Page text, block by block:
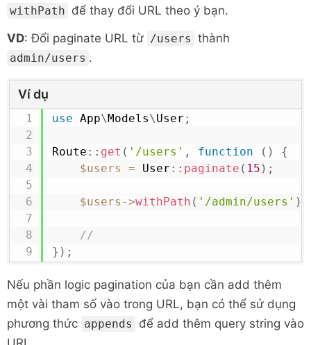
withPath để thay đổi URL theo ý bạn.
VD: Đổi paginate URL từ /users thành
admin/users .
Ví dụ
use App\Models\User ;
Route :: get ( '/users' , function ( )
{
$users
= User :: paginate ( 15 ) ;
$users ->withPath ( '/admin/users' )
//
} ) ;
Nếu phần logic pagination của bạn cần add thêm
một vài tham số vào trong URL, bạn có thể sử dụng
phương thức appends
để add thêm query string vào